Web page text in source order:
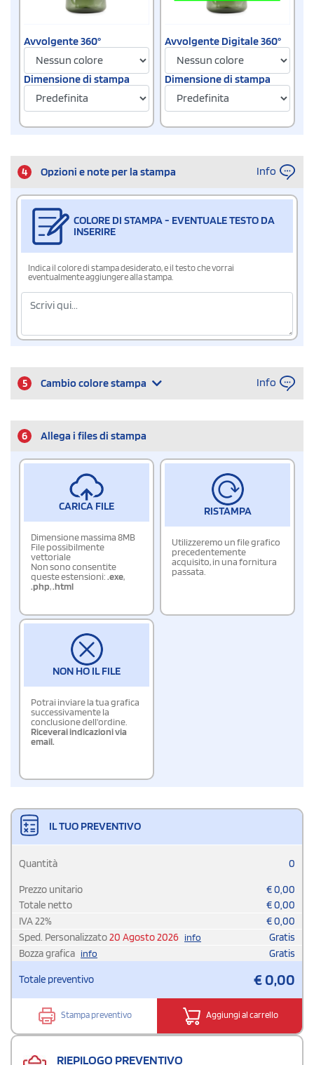
Avvolgente 360°
Dimensione di stampa
Avvolgente Digitale 360°
Dimensione di stampa
4 Opzioni e note per la stampa Info
COLORE DI STAMPA - EVENTUALE TESTO DA
INSERIRE
Indica il colore di stampa desiderato, e il testo che vorrai
eventualmente aggiungere alla stampa.
5 Cambio colore stampa Info
6 Allega i files di stampa
CARICA FILE
Dimensione massima 8MB
File possibilmente
vettoriale
Non sono consentite
queste estensioni:.exe,
.php,.html
RISTAMPA
Utilizzeremo un file grafico
precedentemente
acquisito, in una fornitura
passata.
NON HO IL FILE
Potrai inviare la tua grafica
successivamente la
conclusione dell'ordine.
Riceverai indicazioni via
email.
IL TUO PREVENTIVO
Quantità 0
Prezzo unitario €0,00
Totale netto
€0,00
IVA22% €0,00
Sped. Personalizzato20 Agosto 2026 info
Gratis
Bozza grafica info Gratis
Totale preventivo €0,00
Stampa preventivo Aggiungi al carrello
RIEPILOGO PREVENTIVO